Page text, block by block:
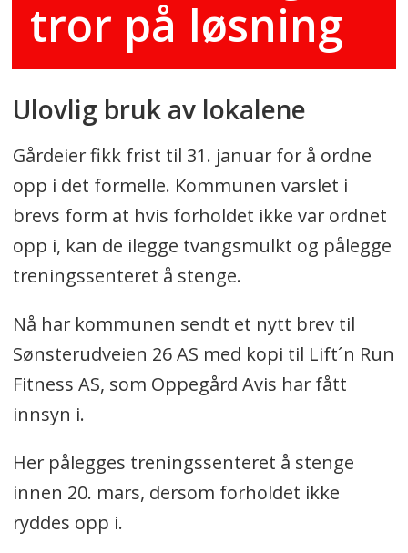
tror på løsning
Ulovlig bruk av lokalene
Gårdeier fikk frist til 31. januar for å ordne
opp i det formelle. Kommunen varslet i
brevs form at hvis forholdet ikke var ordnet
opp i, kan de ilegge tvangsmulkt og pålegge
treningssenteret å stenge.
Nå har kommunen sendt et nytt brev til
Sønsterudveien 26 AS med kopi til Lift´n Run
Fitness AS, som Oppegård Avis har fått
innsyn i.
Her pålegges treningssenteret å stenge
innen 20. mars, dersom forholdet ikke
ryddes opp i.